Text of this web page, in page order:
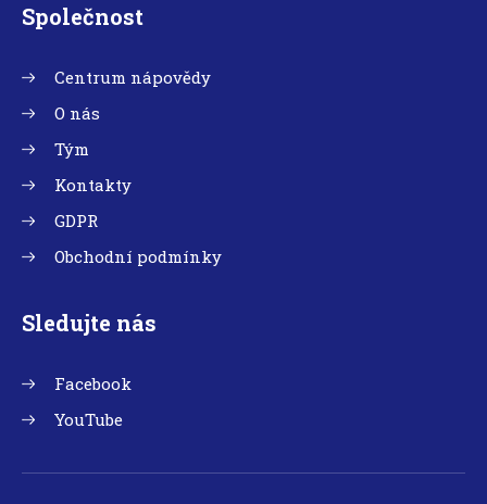
Společnost
Centrum nápovědy
O nás
Tým
Kontakty
GDPR
Obchodní podmínky
Sledujte nás
Facebook
YouTube